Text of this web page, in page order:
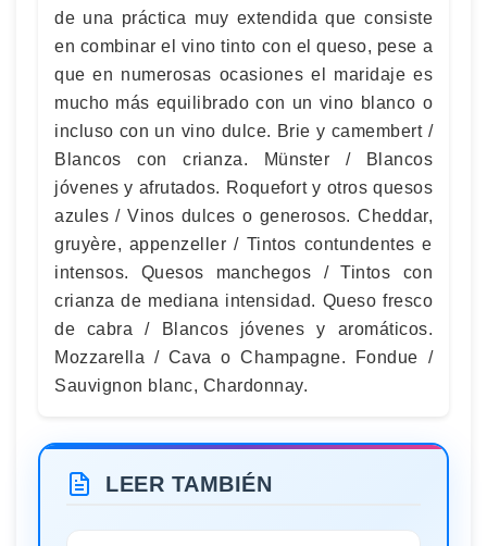
de una práctica muy extendida que consiste
en combinar el vino tinto con el queso, pese a
que en numerosas ocasiones el maridaje es
mucho más equilibrado con un vino blanco o
incluso con un vino dulce. Brie y camembert /
Blancos con crianza. Münster / Blancos
jóvenes y afrutados. Roquefort y otros quesos
azules / Vinos dulces o generosos. Cheddar,
gruyère, appenzeller / Tintos contundentes e
intensos. Quesos manchegos / Tintos con
crianza de mediana intensidad. Queso fresco
de cabra / Blancos jóvenes y aromáticos.
Mozzarella / Cava o Champagne. Fondue /
Sauvignon blanc, Chardonnay.
LEER TAMBIÉN